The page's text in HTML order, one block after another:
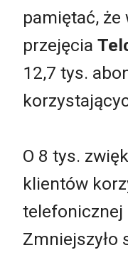
pamiętać, że
przejęcia
12,7 tys.
O 8 tys.
klientów
telefonicznej
Zmniejszyło